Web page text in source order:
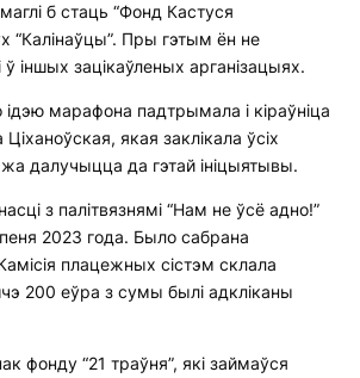
б стаць “Фонд Кастуся
“Калінаўцы”. Пры гэтым ён не
іншых зацікаўленых арганізацыях.
марафона падтрымала і кіраўніца
Ціханоўская, якая заклікала ўсіх
далучыцца да гэтай ініцыятывы.
з палітвязнямі “Нам не ўсё адно!”
2023 года. Было сабрана
плацежных сістэм склала
200 еўра з сумы былі адкліканы
фонду “21 траўня”, які займаўся